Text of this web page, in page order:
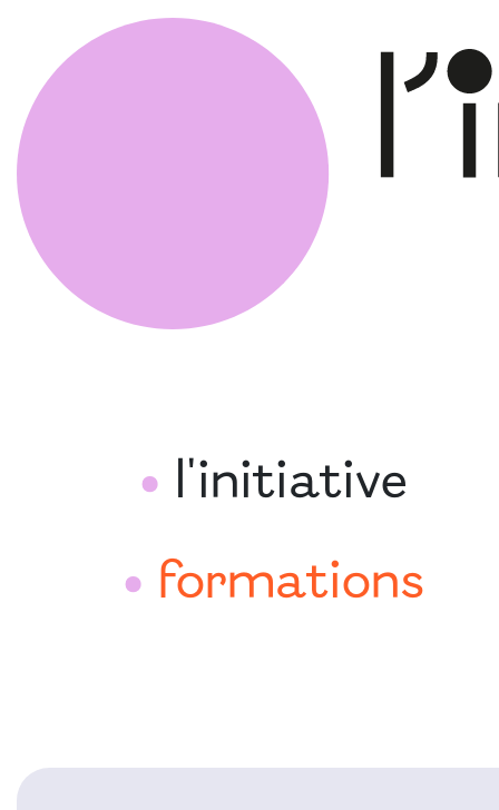
• l'initiative
• formations